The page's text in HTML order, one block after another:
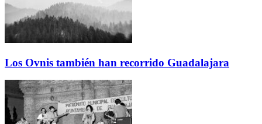
Los Ovnis también han recorrido Guadalajara